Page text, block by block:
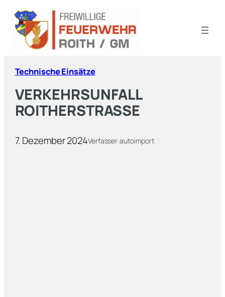
Technische Einsätze
VERKEHRSUNFALL
ROITHERSTRASSE
7. Dezember 2024Verfasser:autoimport